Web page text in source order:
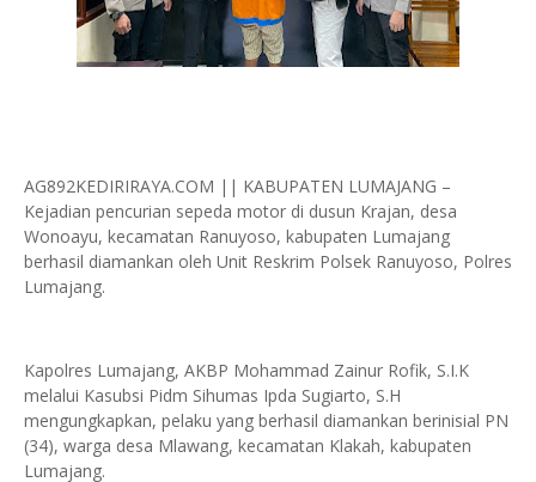
AG892KEDIRIRAYA.COM || KABUPATEN LUMAJANG –
Kejadian pencurian sepeda motor di dusun Krajan, desa
Wonoayu, kecamatan Ranuyoso, kabupaten Lumajang
berhasil diamankan oleh Unit Reskrim Polsek Ranuyoso, Polres
Lumajang.
Kapolres Lumajang, AKBP Mohammad Zainur Rofik, S.I.K
melalui Kasubsi Pidm Sihumas Ipda Sugiarto, S.H
mengungkapkan, pelaku yang berhasil diamankan berinisial PN
(34), warga desa Mlawang, kecamatan Klakah, kabupaten
Lumajang.